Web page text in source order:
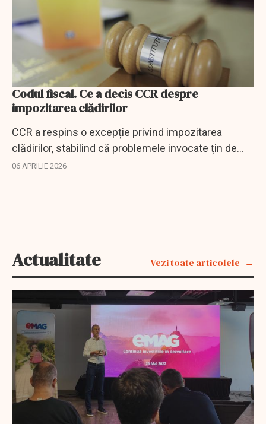
Codul fiscal. Ce a decis CCR despre
impozitarea clădirilor
CCR a respins o excepție privind impozitarea
clădirilor, stabilind că problemele invocate țin de
interpretarea legii, nu de neconstituționalitate.
06 APRILIE 2026
Actualitate Vezi toate articolele